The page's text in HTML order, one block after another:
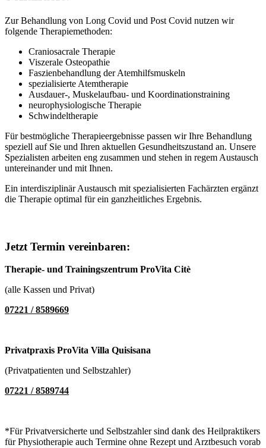
Zur Behandlung von Long Covid und Post Covid nutzen wir
folgende Therapiemethoden:
Craniosacrale Therapie
Viszerale Osteopathie
Faszienbehandlung der Atemhilfsmuskeln
spezialisierte Atemtherapie
Ausdauer-, Muskelaufbau- und Koordinationstraining
neurophysiologische Therapie
Schwindeltherapie
Für bestmögliche Therapieergebnisse passen wir Ihre Behandlung
speziell auf Sie und Ihren aktuellen Gesundheitszustand an. Unsere
Spezialisten arbeiten eng zusammen und stehen in regem Austausch
untereinander und mit Ihnen.
Ein interdisziplinär Austausch mit spezialisierten Fachärzten ergänzt
die Therapie optimal für ein ganzheitliches Ergebnis.
Jetzt Termin vereinbaren:
Therapie- und Trainingszentrum ProVita Citè
(alle Kassen und Privat)
07221 / 8589669
Privatpraxis ProVita Villa Quisisana
(Privatpatienten und Selbstzahler)
07221 / 8589744
*Für Privatversicherte und Selbstzahler sind dank des Heilpraktikers
für Physiotherapie auch Termine ohne Rezept und Arztbesuch vorab